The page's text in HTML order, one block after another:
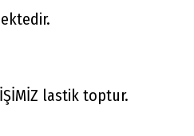
lastik toptur.